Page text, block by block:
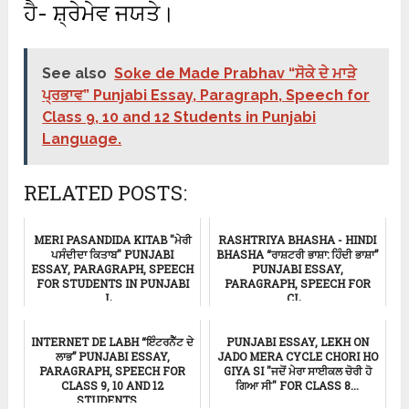
ਹੈ- ਸ਼੍ਰੇਮੇਵ ਜਯਤੇ।
See also Soke de Made Prabhav “ਸੋਕੇ ਦੇ ਮਾੜੇ
ਪ੍ਰਭਾਵ” Punjabi Essay, Paragraph, Speech for
Class 9, 10 and 12 Students in Punjabi
Language.
RELATED POSTS:
MERI PASANDIDA KITAB "ਮੇਰੀ
ਪਸੰਦੀਦਾ ਕਿਤਾਬ" PUNJABI
ESSAY, PARAGRAPH, SPEECH
FOR STUDENTS IN PUNJABI
L...
RASHTRIYA BHASHA - HINDI
BHASHA “ਰਾਸ਼ਟਰੀ ਭਾਸ਼ਾ: ਹਿੰਦੀ ਭਾਸ਼ਾ”
PUNJABI ESSAY,
PARAGRAPH, SPEECH FOR
CL...
INTERNET DE LABH “ਇੰਟਰਨੈੱਟ ਦੇ
ਲਾਭ” PUNJABI ESSAY,
PARAGRAPH, SPEECH FOR
CLASS 9, 10 AND 12
STUDENTS ...
PUNJABI ESSAY, LEKH ON
JADO MERA CYCLE CHORI HO
GIYA SI "ਜਦੋਂ ਮੇਰਾ ਸਾਈਕਲ ਚੋਰੀ ਹੋ
ਗਿਆ ਸੀ" FOR CLASS 8...